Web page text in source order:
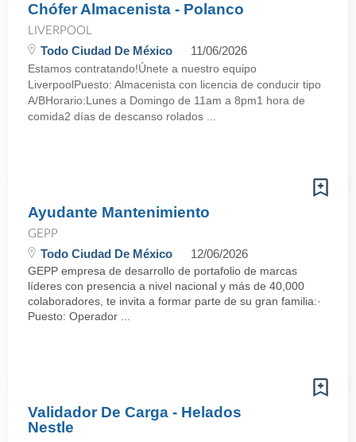
Chófer Almacenista - Polanco
LIVERPOOL
Todo Ciudad De México 11/06/2026
Estamos contratando!Únete a nuestro equipo
LiverpoolPuesto: Almacenista con licencia de conducir tipo
A/BHorario:Lunes a Domingo de 11am a 8pm1 hora de
comida2 días de descanso rolados ...
Ayudante Mantenimiento
GEPP
Todo Ciudad De México 12/06/2026
GEPP empresa de desarrollo de portafolio de marcas
líderes con presencia a nivel nacional y más de 40,000
colaboradores, te invita a formar parte de su gran familia:·
Puesto: Operador ...
Validador De Carga - Helados
Nestle